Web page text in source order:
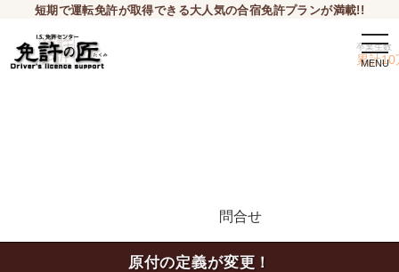
短期で運転免許が取得できる大人気の合宿免許プランが満載!!
卒業生数
累計10
問合せ
原付の定義が変更！